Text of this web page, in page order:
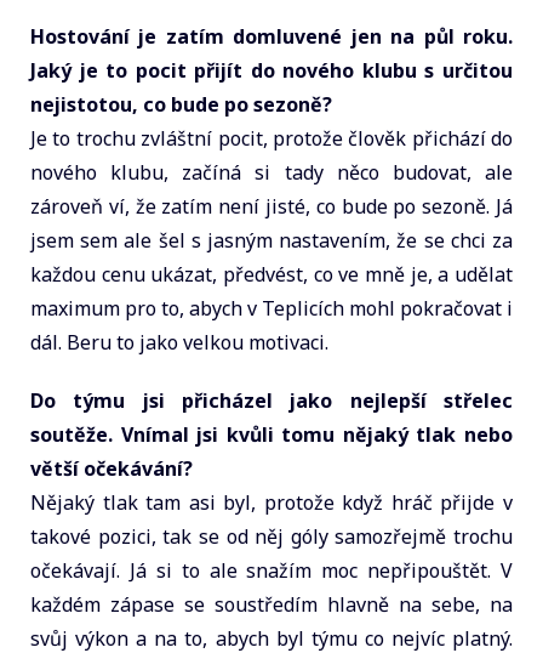
Hostování je zatím domluvené jen na půl roku.
Jaký je to pocit přijít do nového klubu s určitou
nejistotou, co bude po sezoně?
Je to trochu zvláštní pocit, protože člověk přichází do
nového klubu, začíná si tady něco budovat, ale
zároveň ví, že zatím není jisté, co bude po sezoně. Já
jsem sem ale šel s jasným nastavením, že se chci za
každou cenu ukázat, předvést, co ve mně je, a udělat
maximum pro to, abych v Teplicích mohl pokračovat i
dál. Beru to jako velkou motivaci.
Do týmu jsi přicházel jako nejlepší střelec
soutěže. Vnímal jsi kvůli tomu nějaký tlak nebo
větší očekávání?
Nějaký tlak tam asi byl, protože když hráč přijde v
takové pozici, tak se od něj góly samozřejmě trochu
očekávají. Já si to ale snažím moc nepřipouštět. V
každém zápase se soustředím hlavně na sebe, na
svůj výkon a na to, abych byl týmu co nejvíc platný.